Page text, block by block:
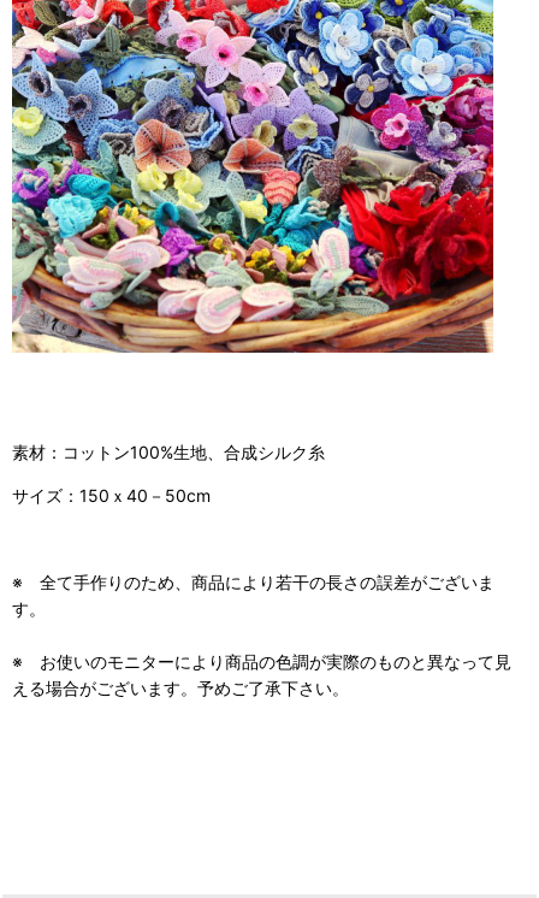
素材：コットン100%生地、合成シルク糸
サイズ：150ｘ40－50cm
※ 全て手作りのため、商品により若干の長さの誤差がございま
す。
※ お使いのモニターにより商品の色調が実際のものと異なって見
える場合がございます。予めご了承下さい。